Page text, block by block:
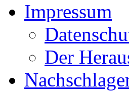
Impressum
Der